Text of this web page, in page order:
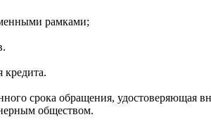
рамками;
кредита.
срока обращения, удостоверяющая
обществом.